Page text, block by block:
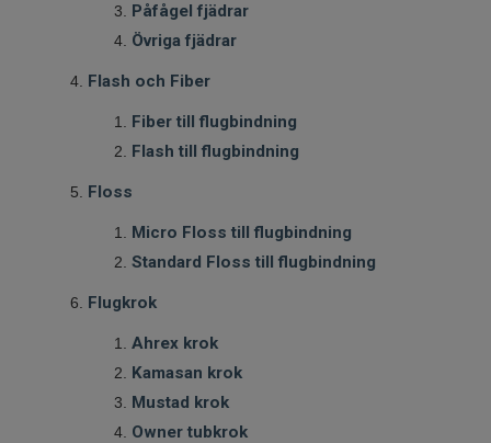
Påfågel fjädrar
Övriga fjädrar
Flash och Fiber
Fiber till flugbindning
Flash till flugbindning
Floss
Micro Floss till flugbindning
Standard Floss till flugbindning
Flugkrok
Ahrex krok
Kamasan krok
Mustad krok
Owner tubkrok